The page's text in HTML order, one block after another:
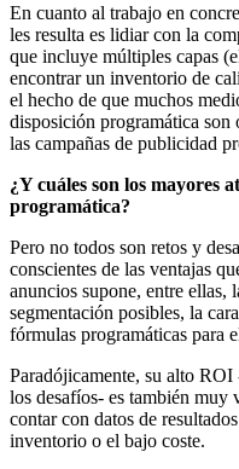
En cuanto al trabajo en
les resulta es lidiar con la
que incluye múltiples capas
encontrar un inventorio de
el hecho de que muchos
disposición programática
las campañas de publicidad
¿Y cuáles son los mayores
programática?
Pero no todos son retos y
conscientes de las ventajas
anuncios supone, entre ellas,
segmentación posibles, la
fórmulas programáticas para
Paradójicamente, su alto
los desafíos- es también
contar con datos de
inventorio o el bajo coste.